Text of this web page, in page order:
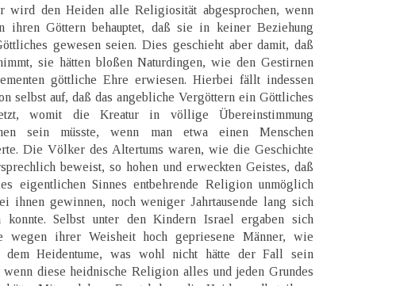
wird den Heiden alle Religiosität abgesprochen, wenn
ihren Göttern behauptet, daß sie in keiner Beziehung
gewesen seien. Dies geschieht aber damit, daß
sie hätten bloßen Naturdingen, wie den Gestirnen
göttliche Ehre erwiesen. Hierbei fällt indessen
selbst auf, daß das angebliche Vergöttern ein Göttliches
womit die Kreatur in völlige Übereinstimmung
sein müsste, wenn man etwa einen Menschen
Die Völker des Altertums waren, wie die Geschichte
beweist, so hohen und erweckten Geistes, daß
eigentlichen Sinnes entbehrende Religion unmöglich
ihnen gewinnen, noch weniger Jahrtausende lang sich
konnte. Selbst unter den Kindern Israel ergaben sich
wegen ihrer Weisheit hoch gepriesene Männer, wie
dem Heidentume, was wohl nicht hätte der Fall sein
wenn diese heidnische Religion alles und jeden Grundes